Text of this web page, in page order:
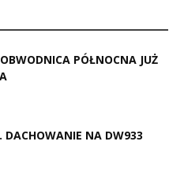
PÓŁNOCNA JUŻ
DACHOWANIE NA DW933